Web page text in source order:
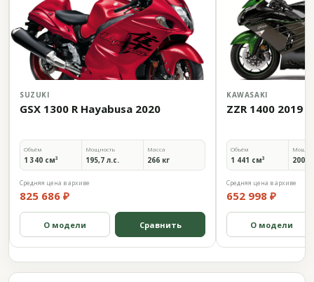
SUZUKI
GSX 1300 R Hayabusa 2020
Объём
1 340 см³
Мощность
195,7 л.с.
Масса
266 кг
Средняя цена в архиве
825 686 ₽
О модели Сравнить
KAWASAKI
ZZR 1400 2019
Объём
1 441 см³ 200
Средняя цена в архиве
652 998 ₽
О модели